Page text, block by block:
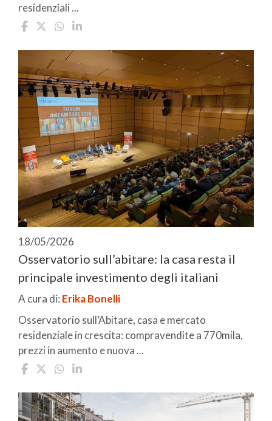
residenziali ...
18/05/2026
Osservatorio sull’abitare: la casa resta il
principale investimento degli italiani
A cura di: Erika Bonelli
Osservatorio sull’Abitare, casa e mercato
residenziale in crescita: compravendite a 770mila,
prezzi in aumento e nuova ...